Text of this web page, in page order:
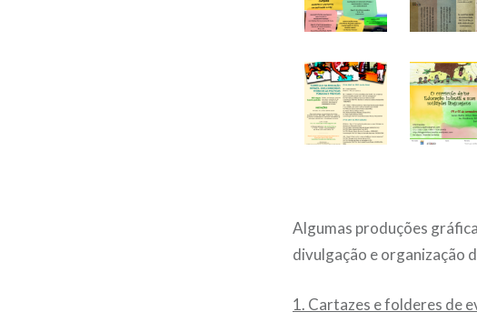
Algumas produções
divulgação e organização
1. Cartazes e folderes de